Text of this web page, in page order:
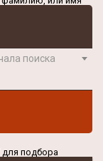
поиска
для подбора